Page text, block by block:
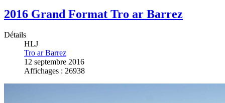
2016 Grand Format Tro ar Barrez
Détails
HLJ
Tro ar Barrez
12 septembre 2016
Affichages : 26938